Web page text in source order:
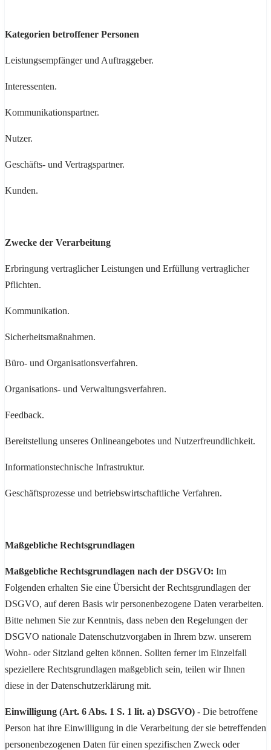
Kategorien betroffener Personen
Leistungsempfänger und Auftraggeber.
Interessenten.
Kommunikationspartner.
Nutzer.
Geschäfts- und Vertragspartner.
Kunden.
Zwecke der Verarbeitung
Erbringung vertraglicher Leistungen und Erfüllung vertraglicher
Pflichten.
Kommunikation.
Sicherheitsmaßnahmen.
Büro- und Organisationsverfahren.
Organisations- und Verwaltungsverfahren.
Feedback.
Bereitstellung unseres Onlineangebotes und Nutzerfreundlichkeit.
Informationstechnische Infrastruktur.
Geschäftsprozesse und betriebswirtschaftliche Verfahren.
Maßgebliche Rechtsgrundlagen
Maßgebliche Rechtsgrundlagen nach der DSGVO: Im
Folgenden erhalten Sie eine Übersicht der Rechtsgrundlagen der
DSGVO, auf deren Basis wir personenbezogene Daten verarbeiten.
Bitte nehmen Sie zur Kenntnis, dass neben den Regelungen der
DSGVO nationale Datenschutzvorgaben in Ihrem bzw. unserem
Wohn- oder Sitzland gelten können. Sollten ferner im Einzelfall
speziellere Rechtsgrundlagen maßgeblich sein, teilen wir Ihnen
diese in der Datenschutzerklärung mit.
Einwilligung (Art. 6 Abs. 1 S. 1 lit. a) DSGVO) - Die betroffene
Person hat ihre Einwilligung in die Verarbeitung der sie betreffenden
personenbezogenen Daten für einen spezifischen Zweck oder